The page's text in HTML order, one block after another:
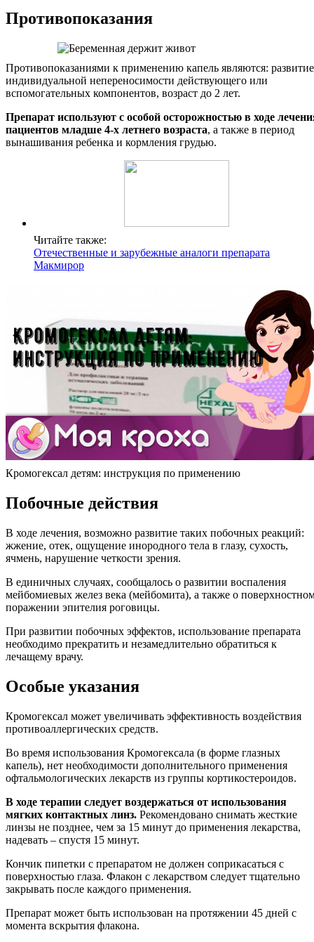
Противопоказания
Противопоказаниями к применению капель являются: развитие
индивидуальной непереносимости действующего или
вспомогательных компонентов, возраст до 2 лет.
Препарат используют с особой осторожностью в ходе
пациентов младше 4-х летнего возраста, а также в период
вынашивания ребенка и кормления грудью.
Читайте также:
Отечественные и зарубежные аналоги препарата
Макмирор
Кромогексал детям: инструкция по применению
Побочные действия
В ходе лечения, возможно развитие таких побочных реакций:
жжение, отек, ощущение инородного тела в глазу, сухость,
ячмень, нарушение четкости зрения.
В единичных случаях, сообщалось о развитии воспаления
мейбомиевых желез века (мейбомита), а также о
поражении эпителия роговицы.
При развитии побочных эффектов, использование препарата
необходимо прекратить и незамедлительно обратиться к
лечащему врачу.
Особые указания
Кромогексал может увеличивать эффективность воздействия
противоаллергических средств.
Во время использования Кромогексала (в форме глазных
капель), нет необходимости дополнительного применения
офтальмологических лекарств из группы кортикостероидов.
В ходе терапии следует воздержаться от использования
мягких контактных линз. Рекомендовано снимать жесткие
линзы не позднее, чем за 15 минут до применения лекарства,
надевать – спустя 15 минут.
Кончик пипетки с препаратом не должен соприкасаться с
поверхностью глаза. Флакон с лекарством следует тщательно
закрывать после каждого применения.
Препарат может быть использован на протяжении 45 дней с
момента вскрытия флакона.